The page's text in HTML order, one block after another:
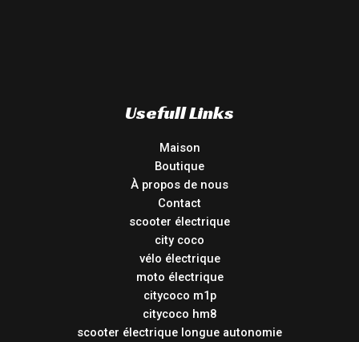
Usefull Links
Maison
Boutique
À propos de nous
Contact
scooter électrique
city coco
vélo électrique
moto électrique
citycoco m1p
citycoco hm8
scooter électrique longue autonomie